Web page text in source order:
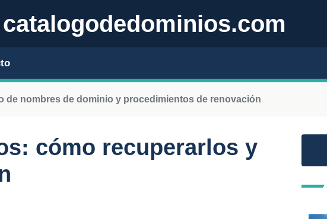
catalogodedominios.com
de nombres de dominio y procedimientos de renovación
cómo recuperarlos y